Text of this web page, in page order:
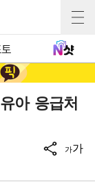
아 응급처
가가